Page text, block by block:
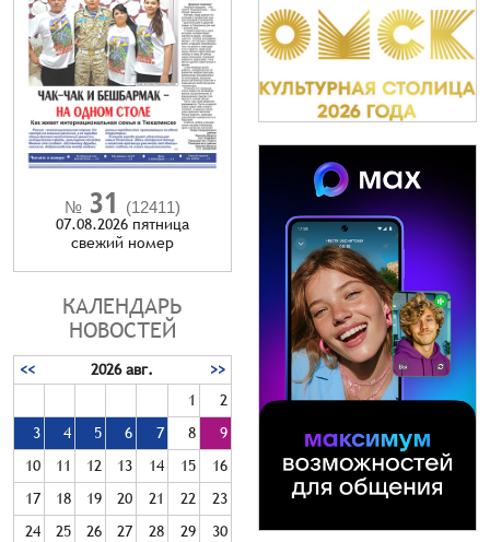
№ 31 (12411)
07.08.2026 пятница
cвежий номер
КАЛЕНДАРЬ
НОВОСТЕЙ
<< 2026 авг.
>>
1
2
3
4 5 6 7 8
9
10
11 12 13 14 15
16
17
18 19 20 21 22
23
24
25 26 27 28 29
30